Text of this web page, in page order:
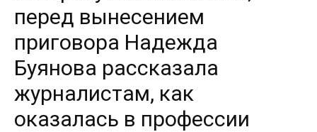
перед вынесением
приговора Надежда
Буянова рассказала
журналистам, как
оказалась в профессии